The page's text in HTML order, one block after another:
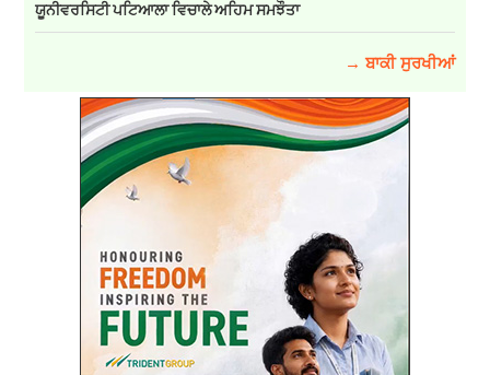
ਯੂਨੀਵਰਸਿਟੀ ਪਟਿਆਲਾ ਵਿਚਾਲੇ ਅਹਿਮ ਸਮਝੌਤਾ
→ ਬਾਕੀ ਸੁਰਖੀਆਂ